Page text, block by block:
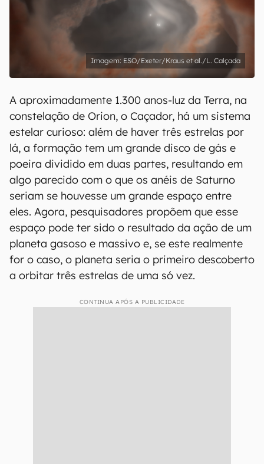
ESO/Exeter/Kraus et al./L. Calçada
A aproximadamente 1.300 anos-luz da Terra, na
constelação de Orion, o Caçador, há um sistema
estelar curioso: além de haver três estrelas por
lá, a formação tem um grande disco de gás e
poeira dividido em duas partes, resultando em
algo parecido com o que os anéis de Saturno
seriam se houvesse um grande espaço entre
eles. Agora, pesquisadores propõem que esse
espaço pode ter sido o resultado da ação de um
planeta gasoso e massivo e, se este realmente
for o caso, o planeta seria o primeiro descoberto
a orbitar três estrelas de uma só vez.
CONTINUA APÓS A PUBLICIDADE